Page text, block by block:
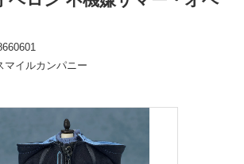
マイルカンパニー